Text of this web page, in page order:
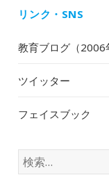
リンク・SNS
教育ブログ（2006
ツイッター
フェイスブック
検
索: